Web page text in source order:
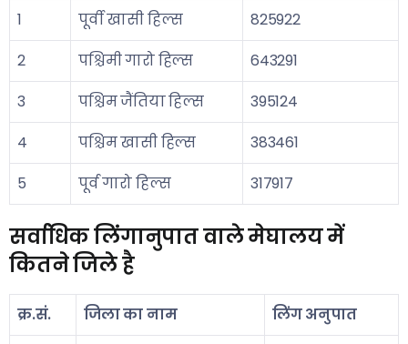
1
पूर्वी खासी हिल्स
825922
2
पश्चिमी गारो हिल्स
643291
3
पश्चिम जैंतिया हिल्स
395124
4
पश्चिम खासी हिल्स
383461
5
पूर्व गारो हिल्स 317917
सर्वाधिक लिंगानुपात वाले मेघालय में
कितने जिले है
क्र.सं. जिला का नाम
लिंग अनुपात